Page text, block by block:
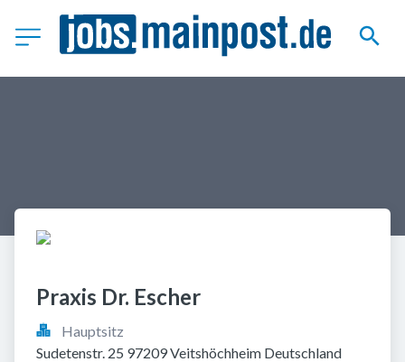
Praxis Dr. Escher
Hauptsitz
Sudetenstr. 25 97209 Veitshöchheim Deutschland